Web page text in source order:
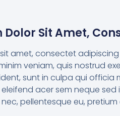
Sit Amet,
amet, consectet
veniam, quis nostrud
sunt in culpa qui officia
acer sem neque
pellentesque eu,